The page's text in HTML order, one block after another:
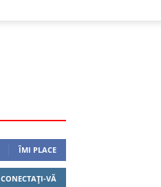
ÎMI PLACE
CONECTAȚI-VĂ